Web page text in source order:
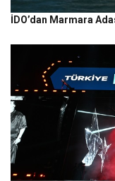
İDO’dan Marmara